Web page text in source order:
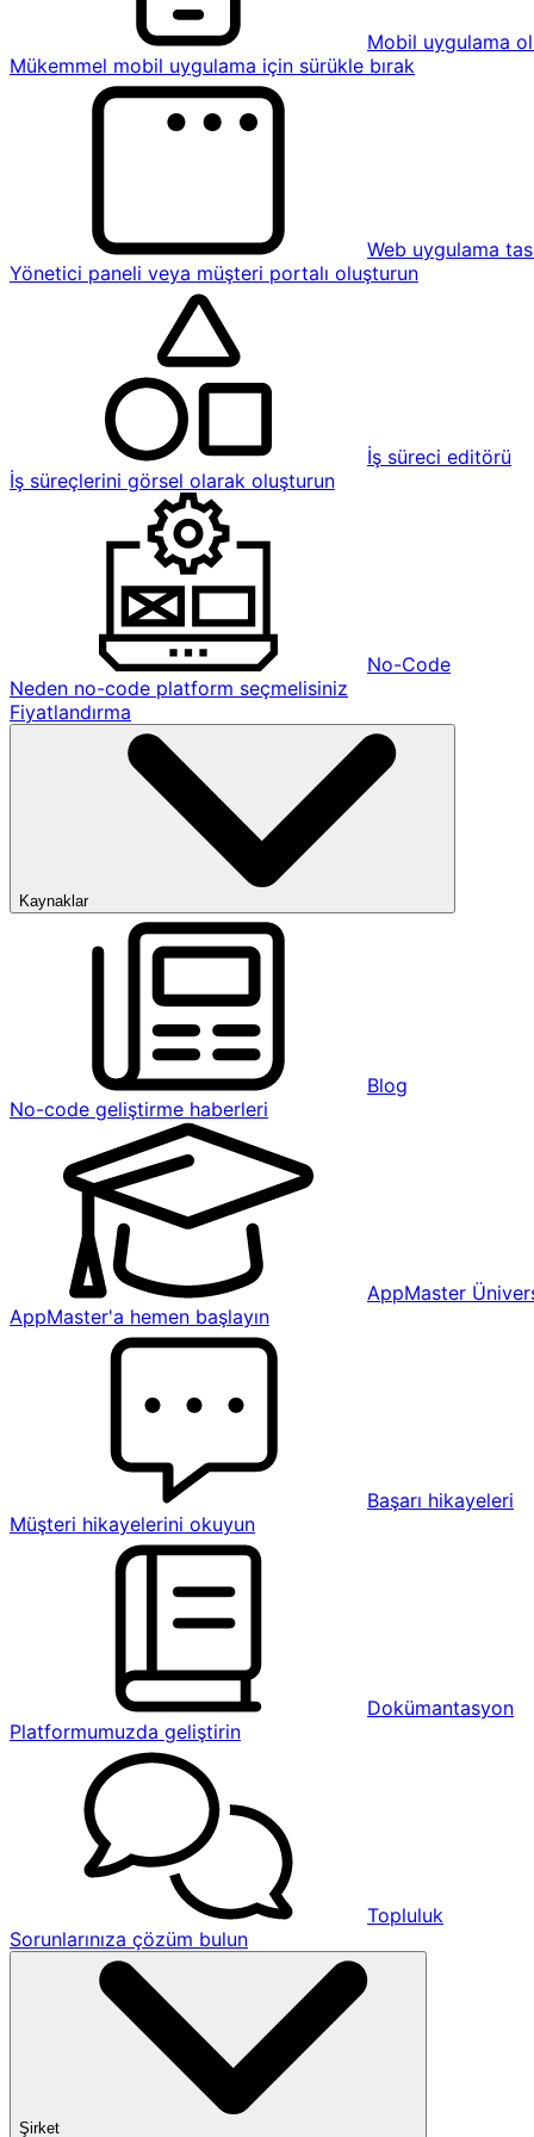
Mobil uygulama
Mükemmel mobil uygulama için sürükle bırak
Web uygulama
Yönetici paneli veya müşteri portalı oluşturun
İş süreci editörü
İş süreçlerini görsel olarak oluşturun
No-Code
Neden no-code platform seçmelisiniz
Fiyatlandırma
Kaynaklar
Blog
No-code geliştirme haberleri
AppMaster
AppMaster'a hemen başlayın
Başarı hikayeleri
Müşteri hikayelerini okuyun
Dokümantasyon
Platformumuzda geliştirin
Topluluk
Sorunlarınıza çözüm bulun
Şirket